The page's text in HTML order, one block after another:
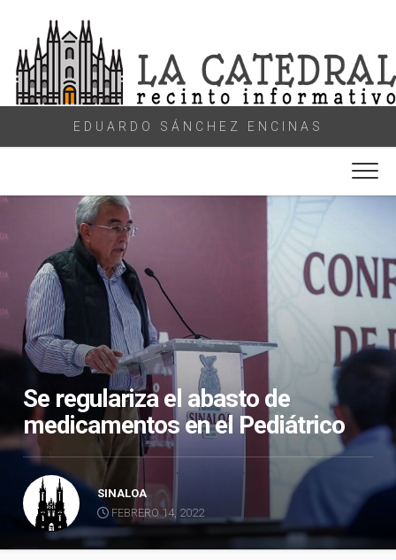
content
EDUARDO SÁNCHEZ ENCINAS
Se regulariza el abasto de
medicamentos en el Pediátrico
SINALOA
FEBRERO 14, 2022